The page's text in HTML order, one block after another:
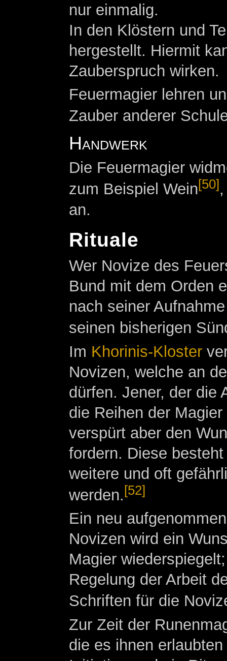
nur einmalig.
In den Klöstern und
hergestellt. Hiermit
Zauberspruch wirken.
Feuermagier lehren
Zauber anderer
Handwerk
Die Feuermagier
zum Beispiel Wein[50]
an.
Rituale
Wer Novize des
Bund mit dem Orden
nach seiner
seinen bisherigen
Im Khorinis-Kloster
Novizen, welche an
dürfen. Jener, der die
die Reihen der
verspürt aber den
fordern. Diese
weitere und oft
werden.[52]
Ein neu
Novizen wird ein
Magier
Regelung der Arbeit
Schriften für die
Zur Zeit der
die es ihnen